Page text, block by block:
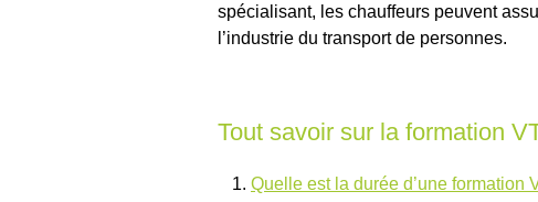
spécialisant, les chauffeurs peuvent
l’industrie du transport de personnes.
Tout savoir sur la formation
Quelle est la durée d’une formation